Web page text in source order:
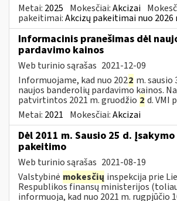
Metai: 2025 Mokesčiai:Akcizai
pakeitimai:Akcizų pakeitimai nuo 2026
Informacinis pranešimas dėl
pardavimo kainos
Web turinio sąrašas 2021-12-09
Informuojame, kad nuo 2022 m. sausio
naujos banderolių pardavimo kainos.
patvirtintos 2021 m. gruodžio 2 d. VMI
Metai: 2021 Mokesčiai:Akcizai
Dėl 2011 m. Sausio 25 d. Įsakymo
pakeitimo
Web turinio sąrašas 2021-08-19
Valstybinė mokesčių inspekcija prie
Respublikos finansų ministerijos (toliau
informuoja, kad nuo 2021 m. rugpjūčio